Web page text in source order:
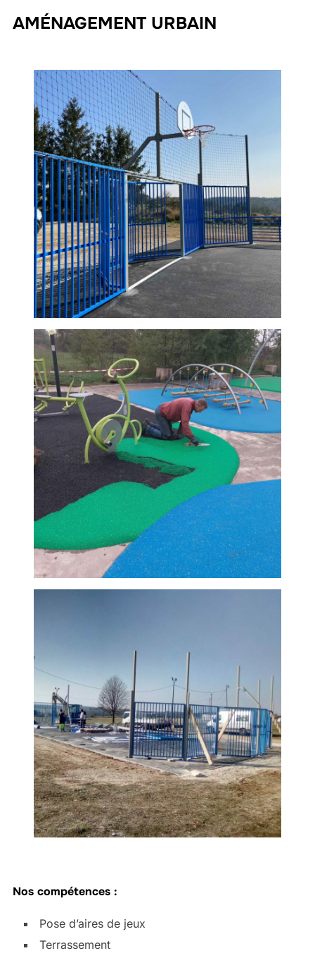
AMÉNAGEMENT URBAIN
Nos compétences :
Pose d’aires de jeux
Terrassement